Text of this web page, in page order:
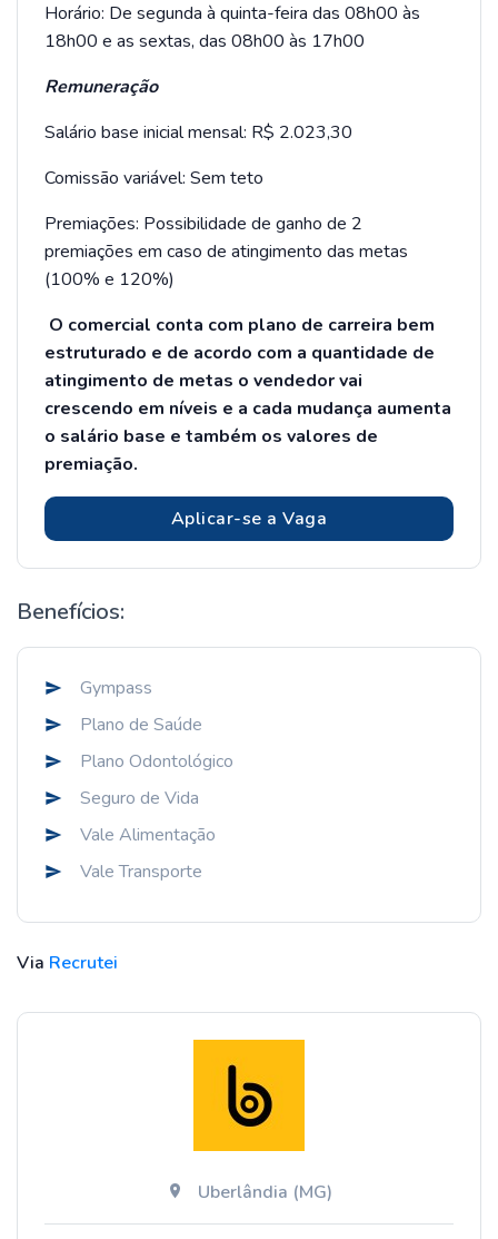
Horário: De segunda à quinta-feira das 08h00 às
18h00 e as sextas, das 08h00 às 17h00
Remuneração
Salário base inicial mensal: R$ 2.023,30
Comissão variável: Sem teto
Premiações: Possibilidade de ganho de 2
premiações em caso de atingimento das metas
(100% e 120%)
O comercial conta com plano de carreira bem
estruturado e de acordo com a quantidade de
atingimento de metas o vendedor vai
crescendo em níveis e a cada mudança aumenta
o salário base e também os valores de
premiação.
Aplicar-se a Vaga
Benefícios:
Gympass
Plano de Saúde
Plano Odontológico
Seguro de Vida
Vale Alimentação
Vale Transporte
Via Recrutei
Uberlândia (MG)